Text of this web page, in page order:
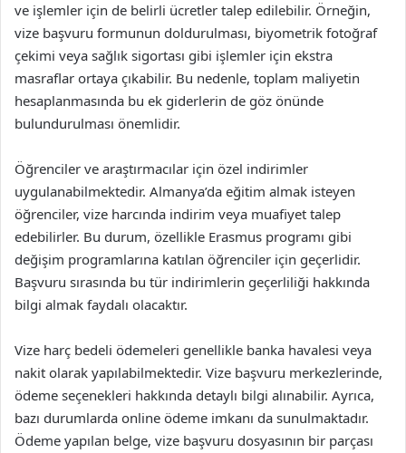
ve işlemler için de belirli ücretler talep edilebilir. Örneğin,
vize başvuru formunun doldurulması, biyometrik fotoğraf
çekimi veya sağlık sigortası gibi işlemler için ekstra
masraflar ortaya çıkabilir. Bu nedenle, toplam maliyetin
hesaplanmasında bu ek giderlerin de göz önünde
bulundurulması önemlidir.
Öğrenciler ve araştırmacılar için özel indirimler
uygulanabilmektedir. Almanya’da eğitim almak isteyen
öğrenciler, vize harcında indirim veya muafiyet talep
edebilirler. Bu durum, özellikle Erasmus programı gibi
değişim programlarına katılan öğrenciler için geçerlidir.
Başvuru sırasında bu tür indirimlerin geçerliliği hakkında
bilgi almak faydalı olacaktır.
Vize harç bedeli ödemeleri genellikle banka havalesi veya
nakit olarak yapılabilmektedir. Vize başvuru merkezlerinde,
ödeme seçenekleri hakkında detaylı bilgi alınabilir. Ayrıca,
bazı durumlarda online ödeme imkanı da sunulmaktadır.
Ödeme yapılan belge, vize başvuru dosyasının bir parçası